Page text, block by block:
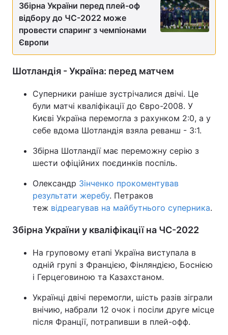
Збірна України перед плей-оф
відбору до ЧС-2022 може
провести спаринг з чемпіонами
Європи
Шотландія - Україна: перед матчем
Суперники раніше зустрічалися двічі. Це
були матчі кваліфікації до Євро-2008. У
Києві Україна перемогла з рахунком 2:0, а у
себе вдома Шотландія взяла реванш - 3:1.
Збірна Шотландії має переможну серію з
шести офіційних поєдинків поспіль.
Олександр Зінченко прокоментував
результати жеребу. Петраков
теж відреагував на майбутнього суперника.
Збірна України у кваліфікації на ЧС-2022
На груповому етапі Україна виступала в
одній групі з Францією, Фінляндією, Боснією
і Герцеговиною та Казахстаном.
Українці двічі перемогли, шість разів зіграли
внічию, набрали 12 очок і посіли друге місце
після Франції, потрапивши в плей-офф.